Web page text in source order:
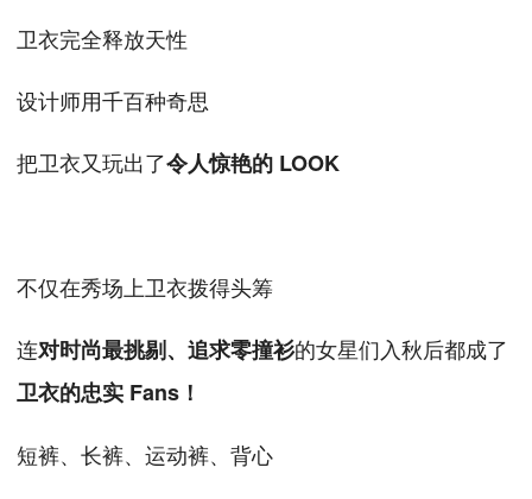
卫衣完全释放天性
设计师用千百种奇思
把卫衣又玩出了令人惊艳的 LOOK
不仅在秀场上卫衣拨得头筹
连对时尚最挑剔、追求零撞衫的女星们入秋后都成了
卫衣的忠实 Fans！
短裤、长裤、运动裤、背心